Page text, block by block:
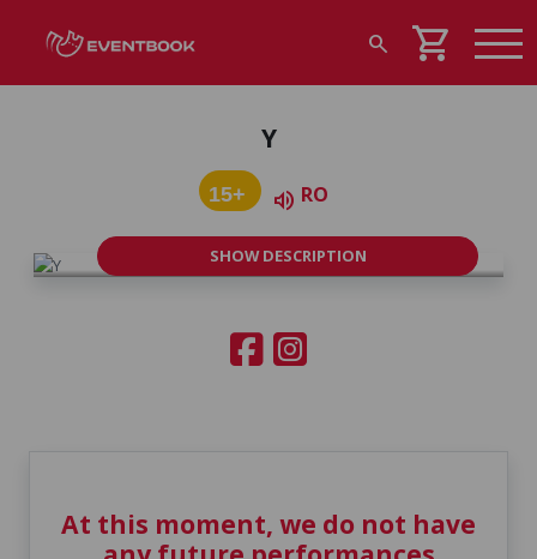
search shopping_cart
Y
15+ volume_up RO
SHOW DESCRIPTION
At this moment, we do not have